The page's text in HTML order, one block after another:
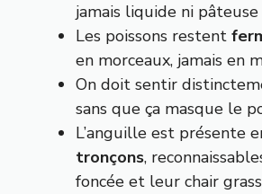
jamais liquide ni pâteuse
Les poissons restent
en morceaux, jamais en
On doit sentir
sans que ça masque le
L’anguille est présente
tronçons,
foncée et leur chair